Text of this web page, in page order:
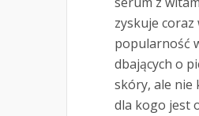
zyskuje coraz
popularność
dbających o
skóry, ale nie
dla kogo jest